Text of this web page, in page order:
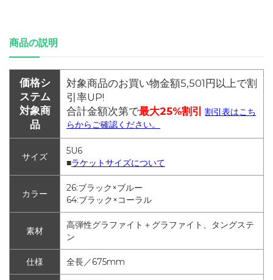
商品の説明
価格シ
ステム
対象商
品
対象商品のお買い物金額5,501円以上で割
引率UP!
合計金額次第で最大25%割引
割引表はこち
らからご確認ください。
サイズ
5U6
■ラケットサイズについて
カラー
26:ブラック×ブルー
64:ブラック×コーラル
素材
高弾性グラファイト＋グラファイト、タングステ
ン
仕様 全長／675mm